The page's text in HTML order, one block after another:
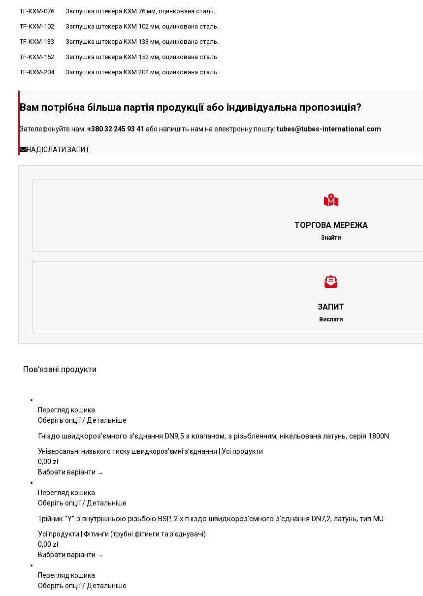
TF-KXM-076
Заглушка штекера KXM 76 мм, оцинкована сталь.
TF-KXM-102
Заглушка штекера KXM 102 мм, оцинкована сталь.
TF-KXM-133
Заглушка штекера KXM 133 мм, оцинкована сталь.
TF-KXM-152
Заглушка штекера KXM 152 мм, оцинкована сталь.
TF-KXM-204
Заглушка штекера KXM 204 мм, оцинкована сталь.
Вам потрібна більша партія продукції або індивідуальна пропозиція?
Зателефонуйте нам: +380 32 245 93 41 або напишіть нам на електронну пошту: tubes@tubes-international.com
НАДІСЛАТИ ЗАПИТ
ТОРГОВА МЕРЕЖА
Знайти
ЗАПИТ
Вислати
Пов’язані продукти
Перегляд кошика
Оберіть опції Цей
має
кілька
Параметри
вибрати
на
товару
/Детальніше
Гніздо швидкороз’ємного з’єднання DN9,5 з клапаном, з різьбленням, нікельована латунь, серія 1800N
Універсальні низького тиску швидкороз'ємні з'єднання | Усі продукти
0,00 zł
Вибрати варіанти →
Перегляд кошика
Оберіть опції Цей
має
кілька
Параметри
вибрати
на
/Детальніше
Трійник “Y” з внутрішньою різьбою BSP, 2 x гніздо швидкороз’ємного з’єднання DN7,2, латунь, тип MU
Усі продукти | Фітинги (трубні фітинги та з'єднувачі)
0,00 zł
Вибрати варіанти →
Перегляд кошика
Оберіть опції Цей
/Детальніше